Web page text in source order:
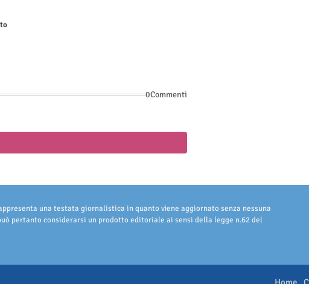
0Commenti
una testata giornalistica in quanto viene aggiornato senza nessuna
pertanto considerarsi un prodotto editoriale ai sensi della legge n.62 del